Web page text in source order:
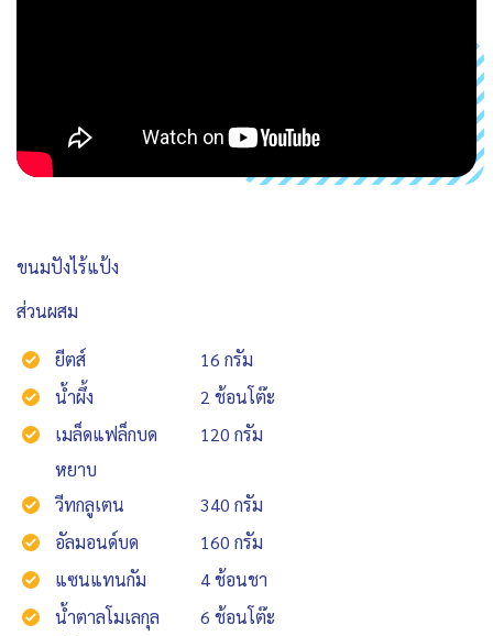
ขนมปังไร้แป้ง
ส่วนผสม
ยีตส์
16 กรัม
น้ำผึ้ง
2 ช้อนโต๊ะ
เมล็ดแฟล็กบด
หยาบ
120 กรัม
วีทกลูเตน
340 กรัม
อัลมอนด์บด
160 กรัม
แซนแทนกัม
4 ช้อนชา
น้ำตาลโมเลกุล
6 ช้อนโต๊ะ